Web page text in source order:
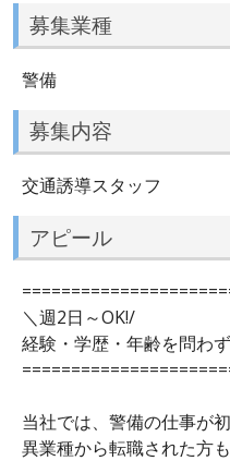
募集業種
警備
募集内容
交通誘導スタッフ
アピール
＼週2日～OK!/
経験・学歴・年齢を問わ
当社では、警備の仕事が
異業種から転職された方も